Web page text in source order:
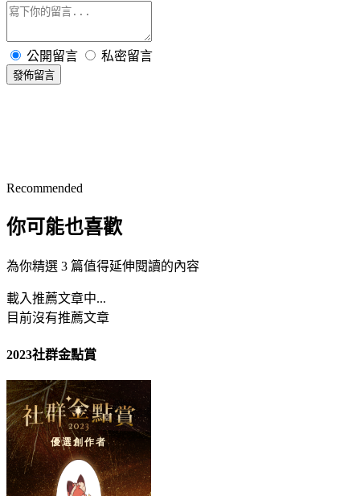
公開留言 私密留言
發佈留言
Recommended
你可能也喜歡
為你精選 3 篇值得延伸閱讀的內容
載入推薦文章中...
目前沒有推薦文章
2023社群金點賞